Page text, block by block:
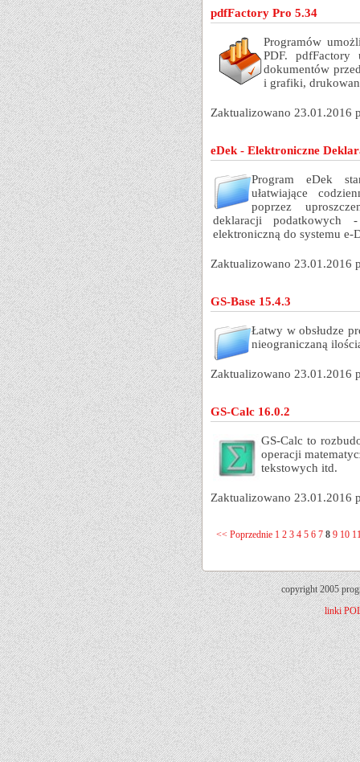
pdfFactory Pro 5.34
Programów
PDF. pdfFactory
dokumentów
i grafiki,
Zaktualizowano 23.01.2016
eDek - Elektroniczne
Program eDek
ułatwiające
poprzez
deklaracji
elektroniczną do systemu e-
Zaktualizowano 23.01.2016
GS-Base 15.4.3
Łatwy w obsłudze
nieograniczaną
Zaktualizowano 23.01.2016
GS-Calc 16.0.2
GS-Calc to
operacji
tekstowych itd.
Zaktualizowano 23.01.2016
<< Poprzednie 1 2 3 4 5 6 7 8 9 10
copyright 2005
linki